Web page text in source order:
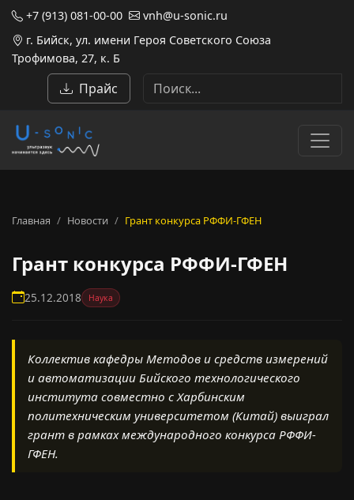
+7 (913) 081-00-00
vnh@u-sonic.ru
г. Бийск, ул. имени Героя Советского Союза
Трофимова, 27, к. Б
Прайс
Главная Новости Грант конкурса РФФИ-ГФЕН
Грант конкурса РФФИ-ГФЕН
25.12.2018 Наука
Коллектив кафедры Методов и средств измерений
и автоматизации Бийского технологического
института совместно с Харбинским
политехническим университетом (Китай) выиграл
грант в рамках международного конкурса РФФИ-
ГФЕН.